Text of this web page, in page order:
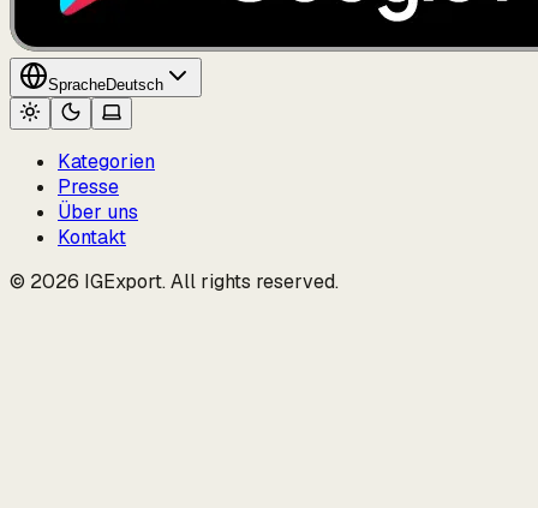
SpracheDeutsch
Kategorien
Presse
Über uns
Kontakt
© 2026 IGExport. All rights reserved.